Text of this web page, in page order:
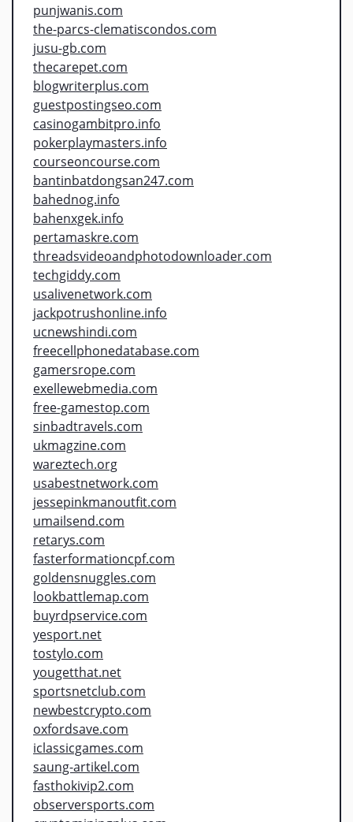
punjwanis.com
the-parcs-clematiscondos.com
jusu-gb.com
thecarepet.com
blogwriterplus.com
guestpostingseo.com
casinogambitpro.info
pokerplaymasters.info
courseoncourse.com
bantinbatdongsan247.com
bahednog.info
bahenxgek.info
pertamaskre.com
threadsvideoandphotodownloader.com
techgiddy.com
usalivenetwork.com
jackpotrushonline.info
ucnewshindi.com
freecellphonedatabase.com
gamersrope.com
exellewebmedia.com
free-gamestop.com
sinbadtravels.com
ukmagzine.com
wareztech.org
usabestnetwork.com
jessepinkmanoutfit.com
umailsend.com
retarys.com
fasterformationcpf.com
goldensnuggles.com
lookbattlemap.com
buyrdpservice.com
yesport.net
tostylo.com
yougetthat.net
sportsnetclub.com
newbestcrypto.com
oxfordsave.com
iclassicgames.com
saung-artikel.com
fasthokivip2.com
observersports.com